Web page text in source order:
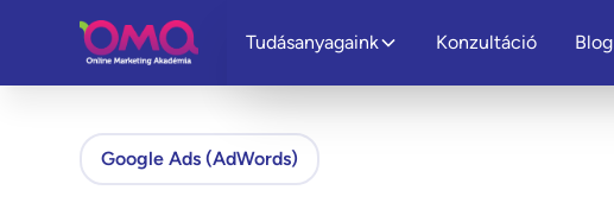
Tudásanyagaink Konzultáció Blog
Google Ads (AdWords)